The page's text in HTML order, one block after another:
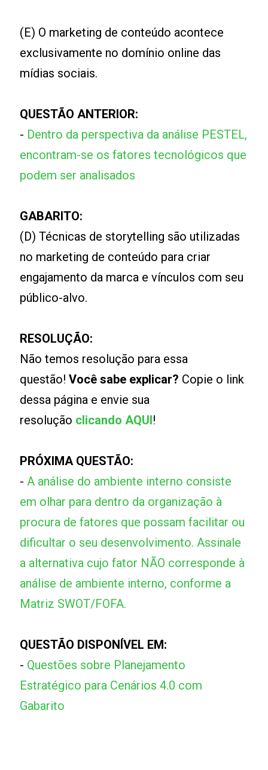
(E) O marketing de conteúdo acontece
exclusivamente no domínio online das
mídias sociais.
QUESTÃO ANTERIOR:
- Dentro da perspectiva da análise PESTEL,
encontram-se os fatores tecnológicos que
podem ser analisados
GABARITO:
(D) Técnicas de storytelling são utilizadas
no marketing de conteúdo para criar
engajamento da marca e vínculos com seu
público-alvo.
RESOLUÇÃO:
Não temos resolução para essa
questão!Você sabe explicar? Copie o link
dessa página e envie sua
resolução clicando AQUI!
PRÓXIMA QUESTÃO:
-A análise do ambiente interno consiste
em olhar para dentro da organização à
procura de fatores que possam facilitar ou
dificultar o seu desenvolvimento. Assinale
a alternativa cujo fator NÃO corresponde à
análise de ambiente interno, conforme a
Matriz SWOT/FOFA.
QUESTÃO DISPONÍVEL EM:
- Questões sobre Planejamento
Estratégico para Cenários 4.0 com
Gabarito